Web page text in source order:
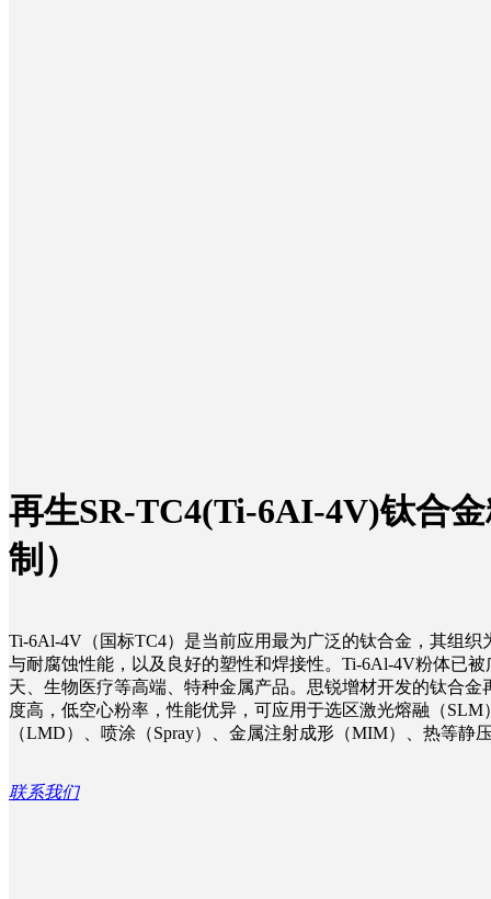
再生SR-TC4(Ti-6AI-4V)钛合
制）
Ti-6Al-4V（国标TC4）是当前应用最为广泛的钛合金，其组织
与耐腐蚀性能，以及良好的塑性和焊接性。Ti-6Al-4V粉体已
天、生物医疗等高端、特种金属产品。思锐增材开发的钛合金
度高，低空心粉率，性能优异，可应用于选区激光熔融（SLM
（LMD）、喷涂（Spray）、金属注射成形（MIM）、热等静
联系我们